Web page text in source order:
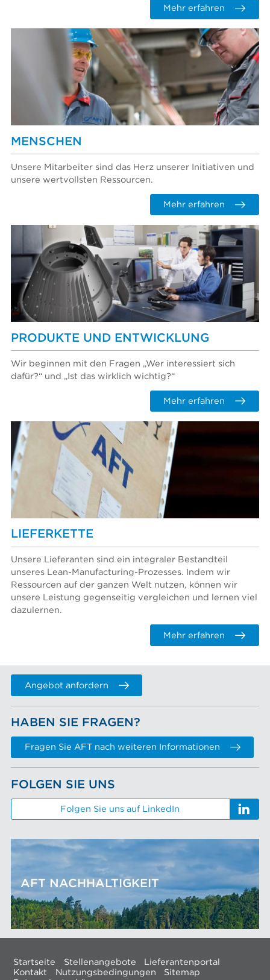
Mehr erfahren
MENSCHEN
Unsere Mitarbeiter sind das Herz unserer Initiativen und
unsere wertvollsten Ressourcen.
Mehr erfahren
PRODUKTE UND ENTWICKLUNG
Wir beginnen mit den Fragen „Wer interessiert sich
dafür?“ und „Ist das wirklich wichtig?“
Mehr erfahren
LIEFERKETTE
Unsere Lieferanten sind ein integraler Bestandteil
unseres Lean-Manufacturing-Prozesses. Indem wir
Ressourcen auf der ganzen Welt nutzen, können wir
unsere Leistung gegenseitig vergleichen und lernen viel
dazulernen.
Mehr erfahren
Angebot anfordern
HABEN SIE FRAGEN?
Fragen Sie AFT nach weiteren Informationen
FOLGEN SIE UNS
Folgen Sie uns auf LinkedIn
AFT NACHHALTIGKEIT
Startseite Stellenangebote
Lieferantenportal
Kontakt
Nutzungsbedingungen
Sitemap